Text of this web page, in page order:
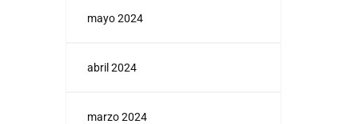
mayo 2024
abril 2024
marzo 2024